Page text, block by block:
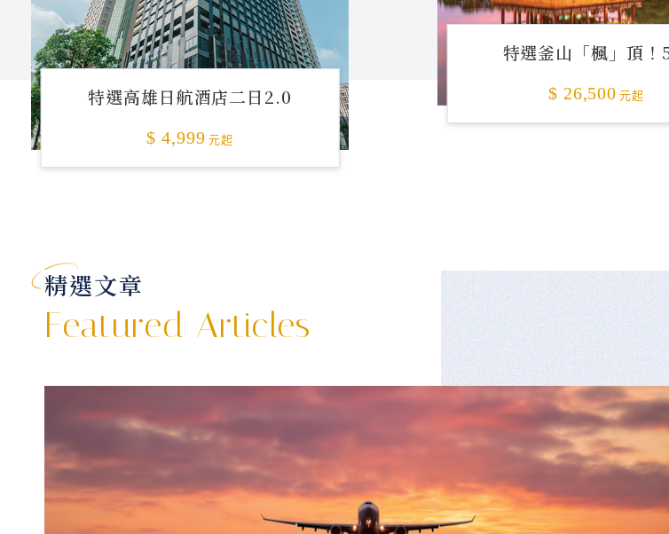
特選高雄日航酒店二日2.0
$ 4,999 元起
特選釜山「楓」頂！
$ 26,500 元起
精選文章
Featured Articles